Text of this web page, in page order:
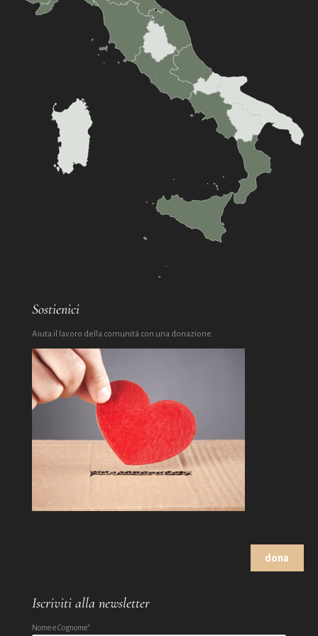
Sostienici
Aiuta il lavoro della comunità con una donazione.
dona
Iscriviti alla newsletter
Nome e Cognome*